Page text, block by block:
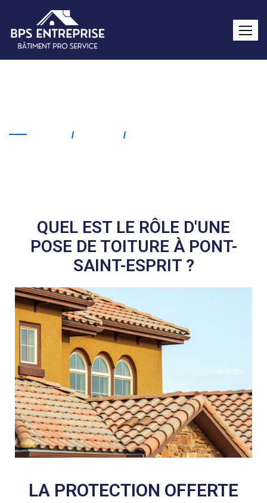
QUEL EST LE RÔLE D'UNE
POSE DE TOITURE À PONT-
SAINT-ESPRIT ?
LA PROTECTION OFFERTE